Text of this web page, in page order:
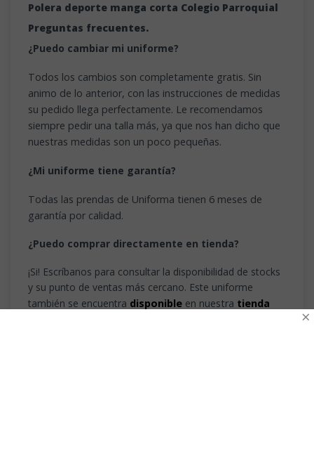
Polera deporte manga corta Colegio Parroquial
Preguntas frecuentes.
¿Puedo cambiar mi uniforme?
Todos los cambios son completamente gratis. Sin
animo de lo anterior, con las instrucciones de medidas
su pedido llega perfectamente. Le recomendamos
siempre pedir una talla más, ya que nos han dicho que
nuestras medidas son un poco pequeñas.
¿Mi uniforme tiene garantía?
Todas las prendas de Uniforma tienen 6 meses de
garantía por calidad.
¿Puedo comprar directamente en tienda?
¡Si! Escríbanos para consultar la disponibilidad de stocks
y su punto de ventas más cercano. Este uniforme
también se encuentra disponible en nuestra tienda
×